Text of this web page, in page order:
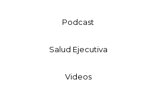
Podcast
Salud Ejecutiva
Videos